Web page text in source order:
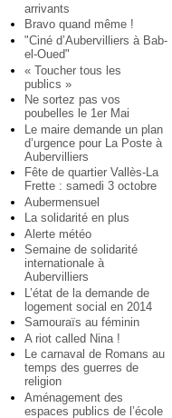
arrivants
Bravo quand même !
"Ciné d’Aubervilliers à Bab-
el-Oued"
« Toucher tous les
publics »
Ne sortez pas vos
poubelles le 1er Mai
Le maire demande un plan
d’urgence pour La Poste à
Aubervilliers
Fête de quartier Vallès-La
Frette : samedi 3 octobre
Aubermensuel
La solidarité en plus
Alerte météo
Semaine de solidarité
internationale à
Aubervilliers
L’état de la demande de
logement social en 2014
Samouraïs au féminin
A riot called Nina !
Le carnaval de Romans au
temps des guerres de
religion
Aménagement des
espaces publics de l’école